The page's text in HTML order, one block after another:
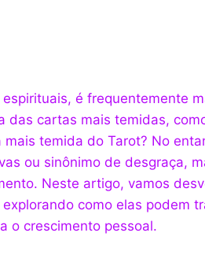
é frequentemente
das cartas mais temidas,
mais temida do Tarot? No
ou sinônimo de desgraça,
Neste artigo, vamos
como elas podem
o crescimento pessoal.